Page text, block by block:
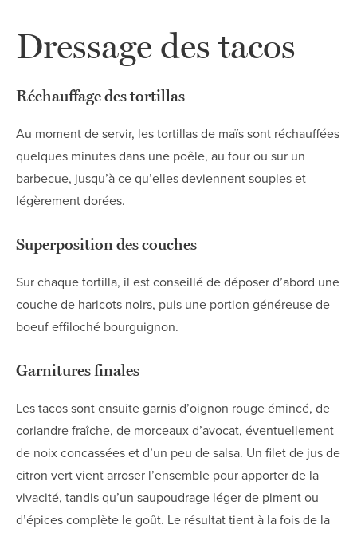
Dressage des tacos
Réchauffage des tortillas
Au moment de servir, les tortillas de maïs sont réchauffées
quelques minutes dans une poêle, au four ou sur un
barbecue, jusqu’à ce qu’elles deviennent souples et
légèrement dorées.
Superposition des couches
Sur chaque tortilla, il est conseillé de déposer d’abord une
couche de haricots noirs, puis une portion généreuse de
boeuf effiloché bourguignon.
Garnitures finales
Les tacos sont ensuite garnis d’oignon rouge émincé, de
coriandre fraîche, de morceaux d’avocat, éventuellement
de noix concassées et d’un peu de salsa. Un filet de jus de
citron vert vient arroser l’ensemble pour apporter de la
vivacité, tandis qu’un saupoudrage léger de piment ou
d’épices complète le goût. Le résultat tient à la fois de la